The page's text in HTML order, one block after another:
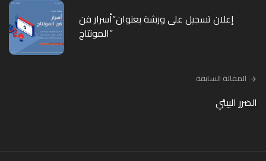
إعلان تسجيل على ورشة بعنوان”أسرار فن
المونتاج”
المقالة السابقة
الضرر البيئي